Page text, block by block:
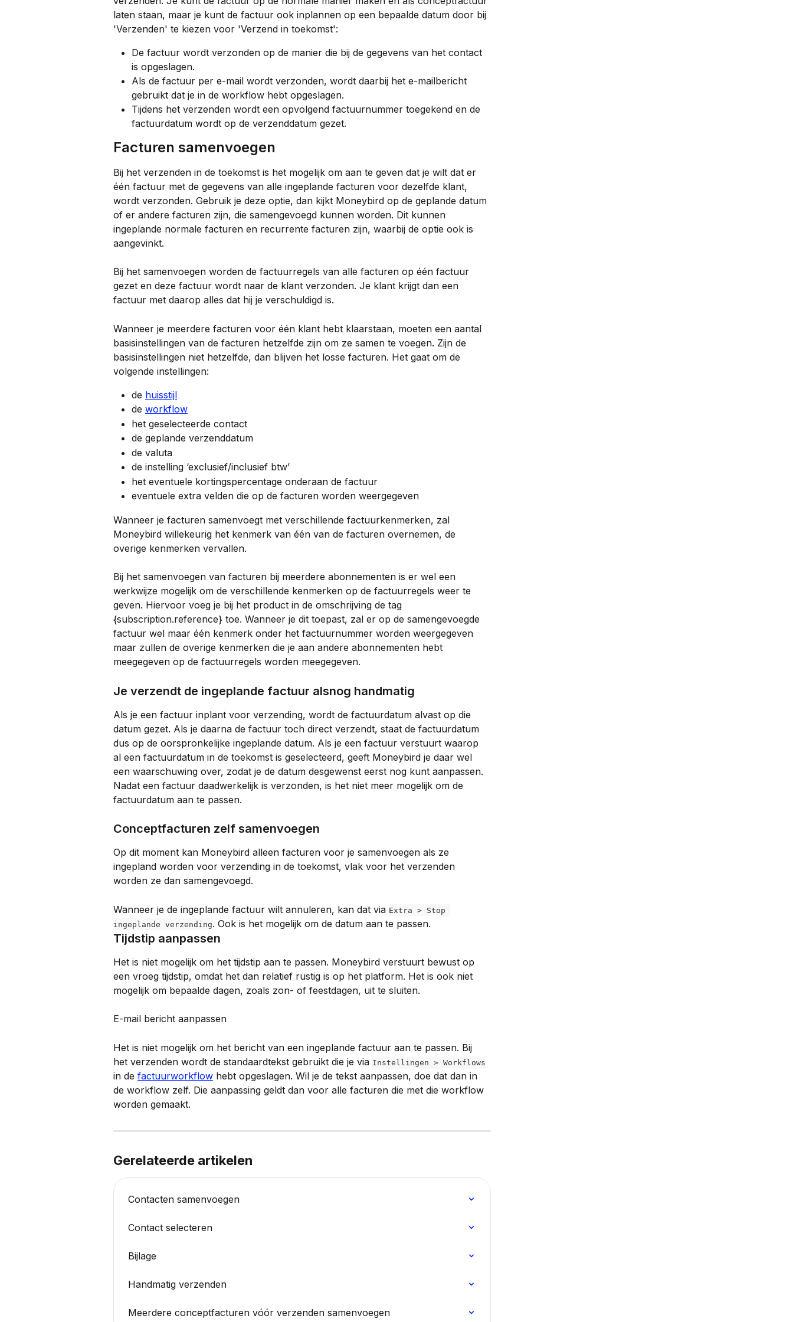
laten staan, maar je kunt de factuur ook inplannen op een bepaalde datum door bij
'Verzenden' te kiezen voor 'Verzend in toekomst':
De factuur wordt verzonden op de manier die bij de gegevens van het contact
is opgeslagen.
Als de factuur per e-mail wordt verzonden, wordt daarbij het e-mailbericht
gebruikt dat je in de workflow hebt opgeslagen.
Tijdens het verzenden wordt een opvolgend factuurnummer toegekend en de
factuurdatum wordt op de verzenddatum gezet.
Facturen samenvoegen
Bij het verzenden in de toekomst is het mogelijk om aan te geven dat je wilt dat er
één factuur met de gegevens van alle ingeplande facturen voor dezelfde klant,
wordt verzonden. Gebruik je deze optie, dan kijkt Moneybird op de geplande datum
of er andere facturen zijn, die samengevoegd kunnen worden. Dit kunnen
ingeplande normale facturen en recurrente facturen zijn, waarbij de optie ook is
aangevinkt.
Bij het samenvoegen worden de factuurregels van alle facturen op één factuur
gezet en deze factuur wordt naar de klant verzonden. Je klant krijgt dan een
factuur met daarop alles dat hij je verschuldigd is.
Wanneer je meerdere facturen voor één klant hebt klaarstaan, moeten een aantal
basisinstellingen van de facturen hetzelfde zijn om ze samen te voegen. Zijn de
basisinstellingen niet hetzelfde, dan blijven het losse facturen. Het gaat om de
volgende instellingen:
de huisstijl
de workflow
het geselecteerde contact
de geplande verzenddatum
de valuta
de instelling ‘exclusief/inclusief btw’
het eventuele kortingspercentage onderaan de factuur
eventuele extra velden die op de facturen worden weergegeven
Wanneer je facturen samenvoegt met verschillende factuurkenmerken, zal
Moneybird willekeurig het kenmerk van één van de facturen overnemen, de
overige kenmerken vervallen.
Bij het samenvoegen van facturen bij meerdere abonnementen is er wel een
werkwijze mogelijk om de verschillende kenmerken op de factuurregels weer te
geven. Hiervoor voeg je bij het product in de omschrijving de tag
{subscription.reference} toe. Wanneer je dit toepast, zal er op de samengevoegde
factuur wel maar één kenmerk onder het factuurnummer worden weergegeven
maar zullen de overige kenmerken die je aan andere abonnementen hebt
meegegeven op de factuurregels worden meegegeven.
Je verzendt de ingeplande factuur alsnog handmatig
Als je een factuur inplant voor verzending, wordt de factuurdatum alvast op die
datum gezet. Als je daarna de factuur toch direct verzendt, staat de factuurdatum
dus op de oorspronkelijke ingeplande datum. Als je een factuur verstuurt waarop
al een factuurdatum in de toekomst is geselecteerd, geeft Moneybird je daar wel
een waarschuwing over, zodat je de datum desgewenst eerst nog kunt aanpassen.
Nadat een factuur daadwerkelijk is verzonden, is het niet meer mogelijk om de
factuurdatum aan te passen.
Conceptfacturen zelf samenvoegen
Op dit moment kan Moneybird alleen facturen voor je samenvoegen als ze
ingepland worden voor verzending in de toekomst, vlak voor het verzenden
worden ze dan samengevoegd.
Wanneer je de ingeplande factuur wilt annuleren, kan dat via Extra > Stop
ingeplande verzending. Ook is het mogelijk om de datum aan te passen.
Tijdstip aanpassen
Het is niet mogelijk om het tijdstip aan te passen. Moneybird verstuurt bewust op
een vroeg tijdstip, omdat het dan relatief rustig is op het platform. Het is ook niet
mogelijk om bepaalde dagen, zoals zon- of feestdagen, uit te sluiten.
E-mail bericht aanpassen
Het is niet mogelijk om het bericht van een ingeplande factuur aan te passen. Bij
het verzenden wordt de standaardtekst gebruikt die je via Instellingen > Workflows
in de factuurworkflow hebt opgeslagen. Wil je de tekst aanpassen, doe dat dan in
de workflow zelf. Die aanpassing geldt dan voor alle facturen die met die workflow
worden gemaakt.
Gerelateerde artikelen
Contacten samenvoegen
Contact selecteren
Bijlage
Handmatig verzenden
Meerdere conceptfacturen vóór verzenden samenvoegen